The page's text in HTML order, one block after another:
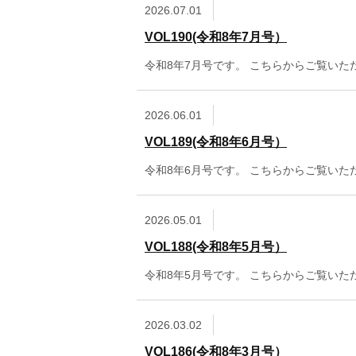
2026.07.01
VOL190(令和8年7月号）
令和8年7月号です。 こちらからご覧いた
2026.06.01
VOL189(令和8年6月号）
令和8年6月号です。 こちらからご覧いた
2026.05.01
VOL188(令和8年5月号）
令和8年5月号です。 こちらからご覧いた
2026.03.02
VOL186(令和8年3月号）